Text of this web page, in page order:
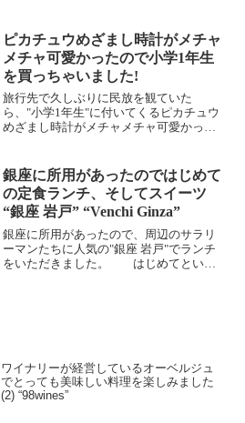
て"伊丹空港"に向かい、空港でレンタカ
ーを借りて京都に移動し...
ピカチュウめざまし時計がメチャ
メチャ可愛かったので小学1年生
を買っちゃいました!
旅行先で久しぶりに民放を観ていた
ら、"小学1年生"に付いてくるピカチュウ
めざまし時計がメチャメチャ可愛かった
てる必要があります。ま、簡単ですけど
ね。完成! とっても可愛...
銀座に所用があったのではじめて
の定食ランチ、そしてスイーツ
“銀座 岩戸” “Venchi Ginza”
銀座に所用があったので、周辺のサラリ
ーマンたちに人気の"銀座 岩戸"でランチ
をいただきました。 はじめてという
ワイナリーが経営しているオーベルジュ
でとっても美味しい料理を楽しみました
(2) “98wines”